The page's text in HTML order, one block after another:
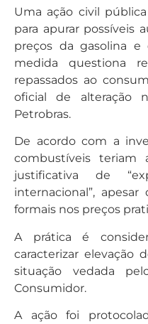
Uma ação civil
para apurar possíveis
preços da gasolina e
medida questiona
repassados ao
oficial de alteração
Petrobras.
De acordo com a
combustíveis teriam
justificativa de
internacional”,
formais nos preços
A prática é
caracterizar elevação
situação vedada
Consumidor.
A ação foi